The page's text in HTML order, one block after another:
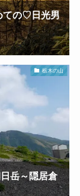
ての♡日光男
栃木の山
岳～隠居倉